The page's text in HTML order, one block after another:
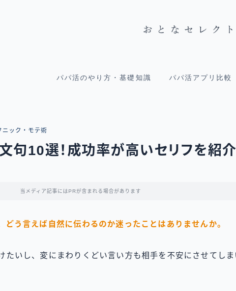
パパ活のやり方・基礎知識 パパ活アプリ比較
ニック・モテ術
句10選！成功率が高いセリフを紹介
当メディア記事にはPRが含まれる場合があります
どう言えば自然に伝わるのか迷ったことはありませんか。
たいし、変にまわりくどい言い方も相手を不安にさせてしま